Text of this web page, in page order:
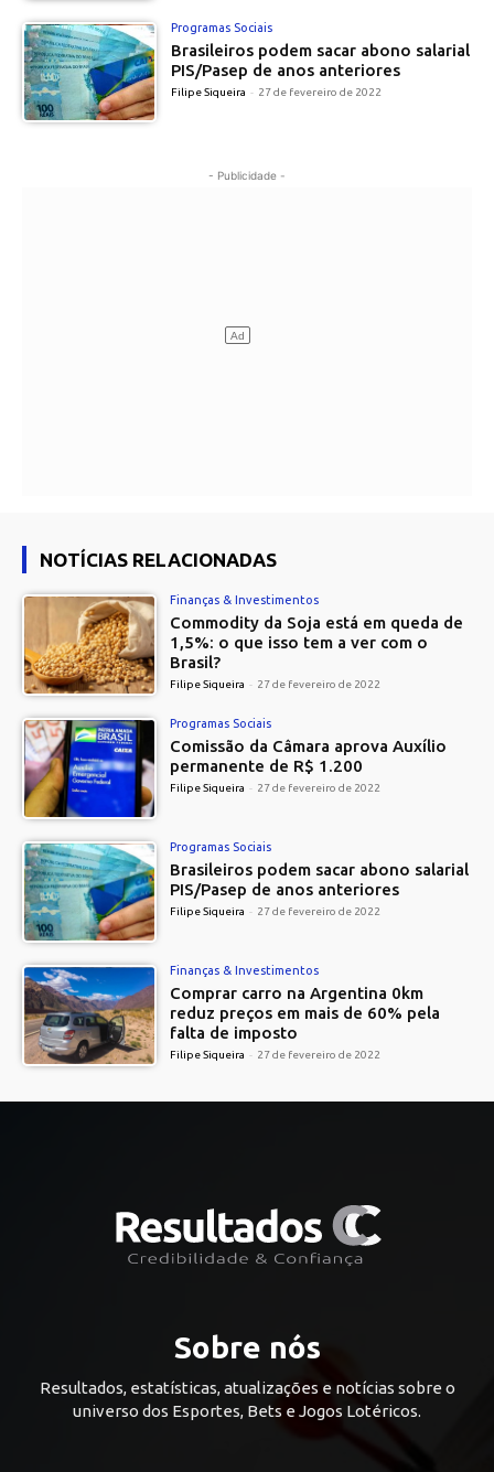
Programas Sociais
Brasileiros podem sacar abono salarial
PIS/Pasep de anos anteriores
Filipe Siqueira - 27 de fevereiro de 2022
- Publicidade -
NOTÍCIAS RELACIONADAS
Finanças & Investimentos
Commodity da Soja está em queda de
1,5%: o que isso tem a ver com o
Brasil?
Filipe Siqueira - 27 de fevereiro de 2022
Programas Sociais
Comissão da Câmara aprova Auxílio
permanente de R$ 1.200
Filipe Siqueira - 27 de fevereiro de 2022
Programas Sociais
Brasileiros podem sacar abono salarial
PIS/Pasep de anos anteriores
Filipe Siqueira - 27 de fevereiro de 2022
Finanças & Investimentos
Comprar carro na Argentina 0km
reduz preços em mais de 60% pela
falta de imposto
Filipe Siqueira - 27 de fevereiro de 2022
Sobre nós
Resultados, estatísticas, atualizações e notícias sobre o
universo dos Esportes, Bets e Jogos Lotéricos.